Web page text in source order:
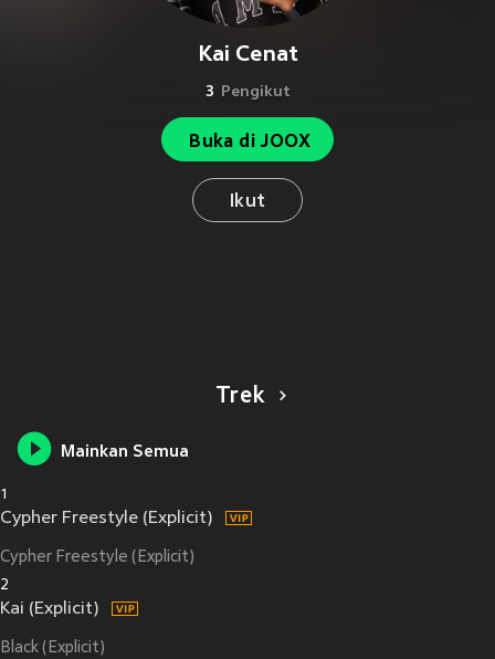
Kai Cenat
3 Pengikut
Buka di JOOX
Ikut
Trek
Mainkan Semua
1
Cypher Freestyle (Explicit)
Cypher Freestyle (Explicit)
2
Kai (Explicit)
Black (Explicit)